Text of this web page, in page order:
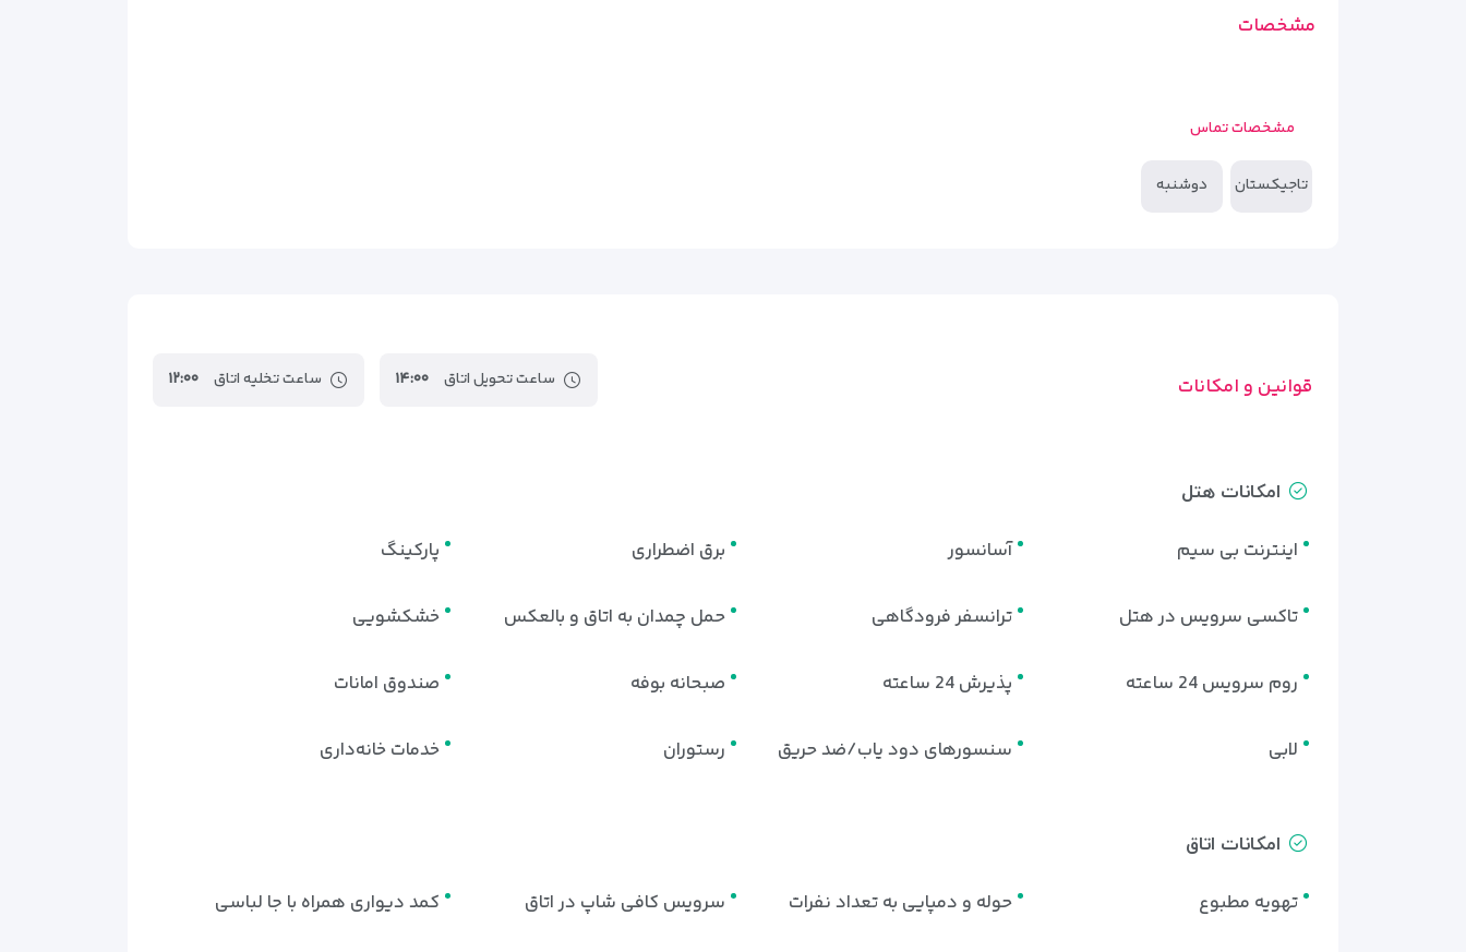
مشخصات
مشخصات تماس
تاجیکستان دوشنبه
قوانین و امکانات ساعت تحویل اتاق ۱۴:۰۰ ساعت تخلیه اتاق ۱۲:۰۰
امکانات هتل
اینترنت بی سیم آسانسور برق اضطراری پارکینگ
تاکسی سرویس در هتل ترانسفر فرودگاهی حمل چمدان به اتاق و بالعکس خشکشویی
روم سرویس 24 ساعته پذیرش 24 ساعته صبحانه بوفه صندوق امانات
لابی سنسورهای دود یاب/ضد حریق رستوران خدمات خانه‌داری
امکانات اتاق
تهویه مطبوع حوله و دمپایی به تعداد نفرات سرویس کافی شاپ در اتاق کمد دیواری همراه با جا لباسی